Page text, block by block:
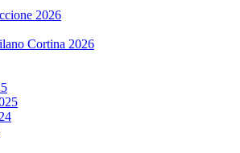
2026
Cortina 2026